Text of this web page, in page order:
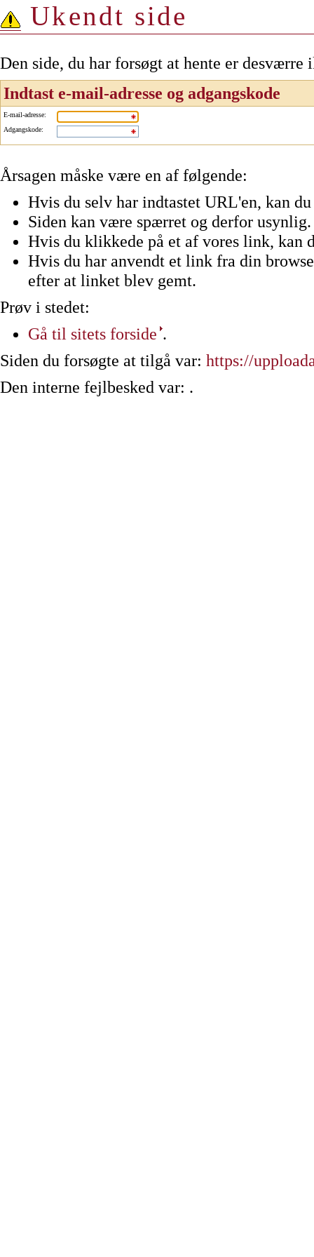
Ukendt side
Den side, du har forsøgt at hente er
Indtast e-mail-adresse og adgangskode
E-mail-adresse:
Adgangskode:
Årsagen måske være en af følgende:
Hvis du selv har indtastet URL'en, kan
Siden kan være spærret og derfor usynlig.
Hvis du klikkede på et af vores link, kan
Hvis du har anvendt et link fra din
efter at linket blev gemt.
Prøv i stedet:
Gå til sitets forside .
Siden du forsøgte at tilgå var: https://
Den interne fejlbesked var: .